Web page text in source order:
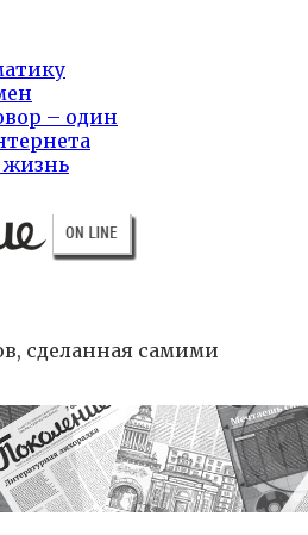
– один
жизнь
сделанная самими